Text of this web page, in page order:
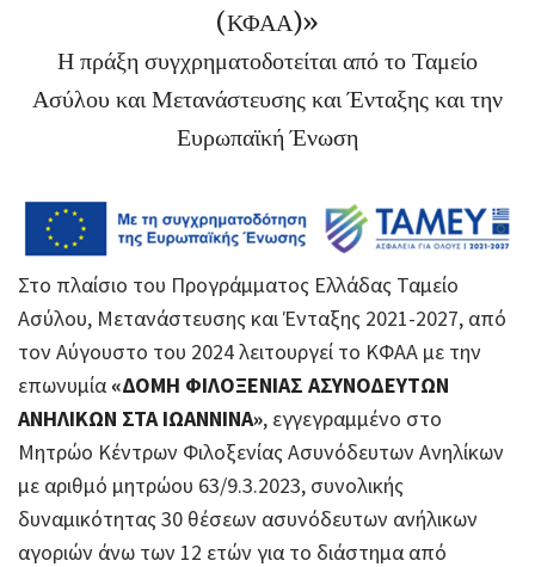
(ΚΦΑΑ)»
Η πράξη συγχρηματοδοτείται από το Ταμείο
Ασύλου και Μετανάστευσης και Ένταξης και την
Ευρωπαϊκή Ένωση
Στο πλαίσιο του Προγράμματος Ελλάδας Ταμείο
Ασύλου, Μετανάστευσης και Ένταξης 2021-2027, από
τον Αύγουστο του 2024 λειτουργεί το ΚΦΑΑ με την
επωνυμία«ΔΟΜΗ ΦΙΛΟΞΕΝΙΑΣ ΑΣΥΝΟΔΕΥΤΩΝ
ΑΝΗΛΙΚΩΝ ΣΤΑ ΙΩΑΝΝΙΝΑ», εγγεγραμμένο στο
Μητρώο Κέντρων Φιλοξενίας Ασυνόδευτων Ανηλίκων
με αριθμό μητρώου 63/9.3.2023, συνολικής
δυναμικότητας 30 θέσεων ασυνόδευτων ανήλικων
αγοριών άνω των 12 ετών για το διάστημα από